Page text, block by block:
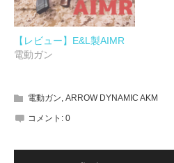
【レビュー】E&L製AIMR
電動ガン
電動ガン, ARROW DYNAMIC AKM
コメント: 0